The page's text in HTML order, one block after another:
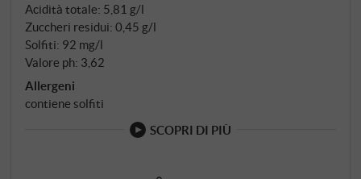
Acidità totale: 5,81 g/l
Zuccheri residui: 0,45 g/l
Solfiti: 92 mg/l
Valore ph: 3,62
Allergeni
contiene solfiti
SCOPRI DI PIÙ